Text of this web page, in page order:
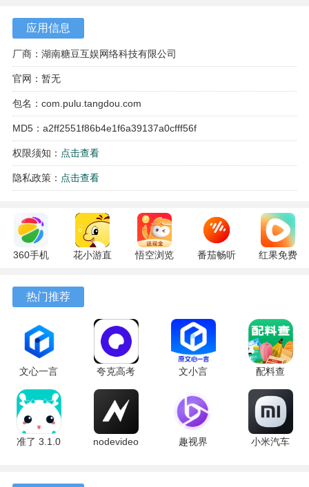
应用信息
厂商：湖南糖豆互娱网络科技有限公司
官网：暂无
包名：com.pulu.tangdou.com
MD5：a2ff2551f86b4e1f6a39137a0cfff56f
权限须知： 点击查看
隐私政策： 点击查看
360手机
10.13.27
最新版
花小游直
17.9.56
悟空浏览
番茄畅听
红果免费
热门推荐
文心一言
4.0
5.16.0.10
最新版
夸克高考
10.14.0.1115
最新版
文小言
安卓版
配料查
3.0.1 官方
版
准了 3.1.0
nodevideo
趣视界
小米汽车